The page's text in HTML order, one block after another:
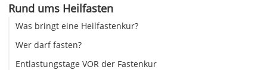
Rund ums Heilfasten
Was bringt eine Heilfastenkur?
Wer darf fasten?
Entlastungstage VOR der Fastenkur